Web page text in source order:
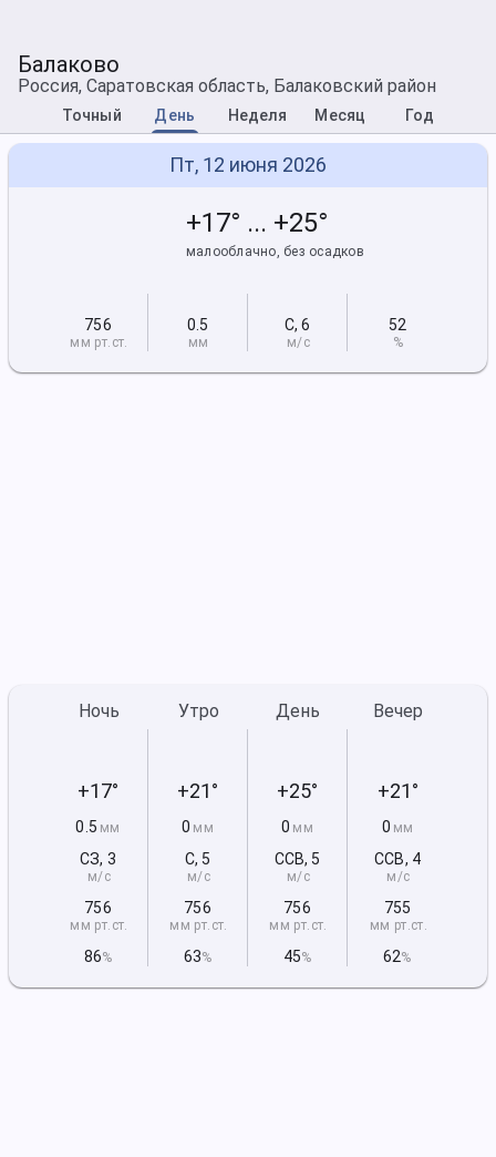
Балаково
Россия, Саратовская область, Балаковский район
Точный День Неделя Месяц Год
Пт, 12 июня 2026
+17° ... +25°
малооблачно, без осадков
756
мм рт.ст.
0.5
мм
С,6
м/с
52
%
Ночь
+17°
0.5 мм
СЗ, 3
м/с
756
мм рт.ст.
86%
Утро
+21°
0 мм
С, 5
м/с
756
мм рт.ст.
63%
День
+25°
0 мм
ССВ, 5
м/с
756
мм рт.ст.
45%
Вечер
+21°
0 мм
ССВ, 4
м/с
755
мм рт.ст.
62%